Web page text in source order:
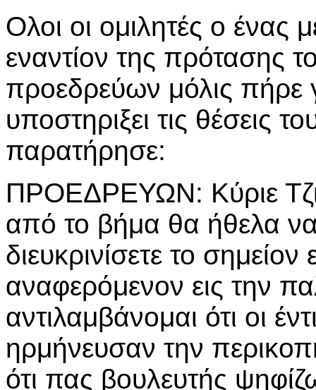
Ολοι οι ομιλητές ο ένας
εναντίον της πρότασης
προεδρεύων μόλις πήρε
υποστηριξει τις θέσεις
παρατήρησε:
ΠΡΟΕΔΡΕΥΩΝ: Κύριε
από το βήμα θα ήθελα
διευκρινίσετε το
αναφερόμενον εις την
αντιλαμβάνομαι ότι οι
ηρμήνευσαν την
ότι πας βουλευτής